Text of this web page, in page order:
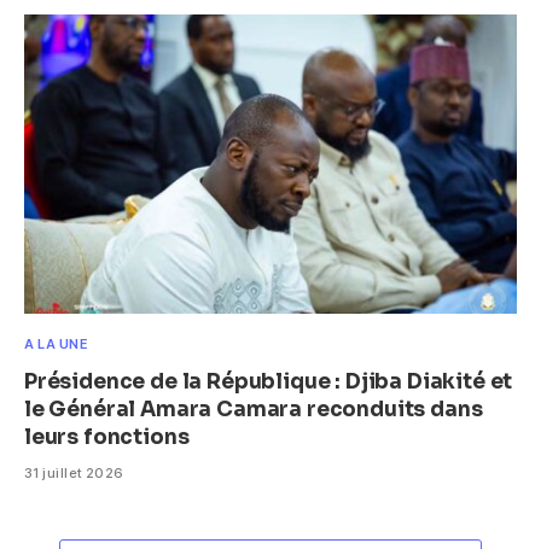
A LA UNE
Présidence de la République : Djiba Diakité et
le Général Amara Camara reconduits dans
leurs fonctions
31 juillet 2026